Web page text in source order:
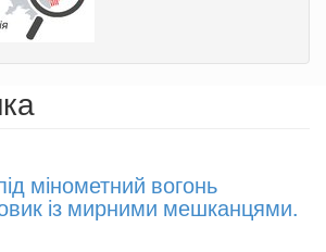
мінометний вогонь
із мирними мешканцями.